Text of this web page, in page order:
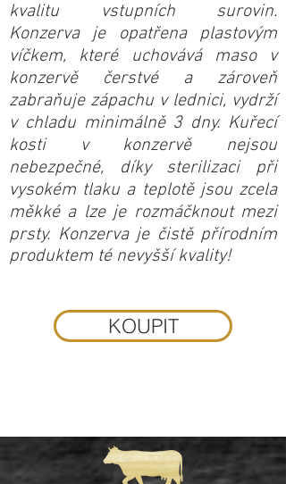
kvalitu vstupních surovin.
Konzerva je opatřena plastovým
víčkem, které uchovává maso v
konzervě čerstvé a zároveň
zabraňuje zápachu v lednici, vydrží
v chladu minimálně 3 dny. Kuřecí
kosti v konzervě nejsou
nebezpečné, díky sterilizaci při
vysokém tlaku a teplotě jsou zcela
měkké a lze je rozmáčknout mezi
prsty. Konzerva je čistě přírodním
produktem té nevyšší kvality!
KOUPIT